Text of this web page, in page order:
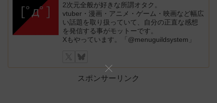
2次元全般が好きな所謂オタク。
vtuber・漫画・アニメ・ゲーム・映画など幅広
い話題を取り扱っていて、自分の正直な感想
を発信する事がモットーです。
Xもやっています。「@menuguildsystem」
スポンサーリンク